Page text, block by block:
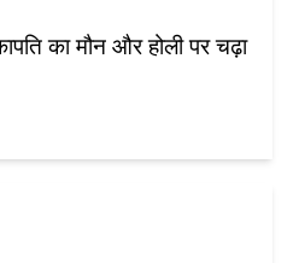
का मौन और होली पर चढ़ा